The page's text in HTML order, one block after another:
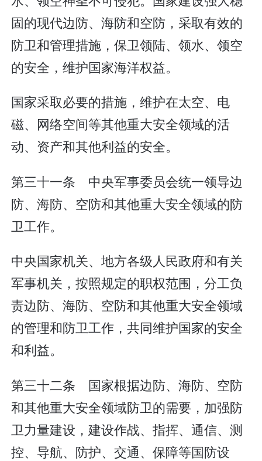
固的现代边防、海防和空防，采取有效的
防卫和管理措施，保卫领陆、领水、领空
的安全，维护国家海洋权益。
国家采取必要的措施，维护在太空、电
磁、网络空间等其他重大安全领域的活
动、资产和其他利益的安全。
第三十一条 中央军事委员会统一领导边
防、海防、空防和其他重大安全领域的防
卫工作。
中央国家机关、地方各级人民政府和有关
军事机关，按照规定的职权范围，分工负
责边防、海防、空防和其他重大安全领域
的管理和防卫工作，共同维护国家的安全
和利益。
第三十二条 国家根据边防、海防、空防
和其他重大安全领域防卫的需要，加强防
卫力量建设，建设作战、指挥、通信、测
控、导航、防护、交通、保障等国防设